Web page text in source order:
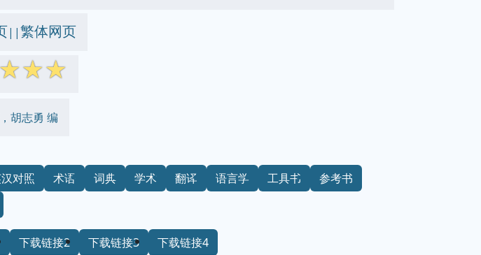
||繁体网页
☆☆☆
胡志勇 编
对照 术语 词典 学术 翻译 语言学 工具书
参考书
下载链接2 下载链接3 下载链接4